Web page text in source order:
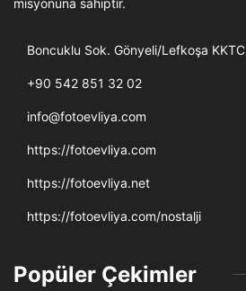
Boncuklu Sok. Gönyeli/Lefkoşa KKTC
+90 542 851 32 02
info@fotoevliya.com
https://fotoevliya.com
https://fotoevliya.net
https://fotoevliya.com/nostalji
Popüler Çekimler